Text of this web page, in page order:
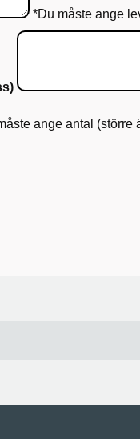
*Du måste ange
ange antal (större